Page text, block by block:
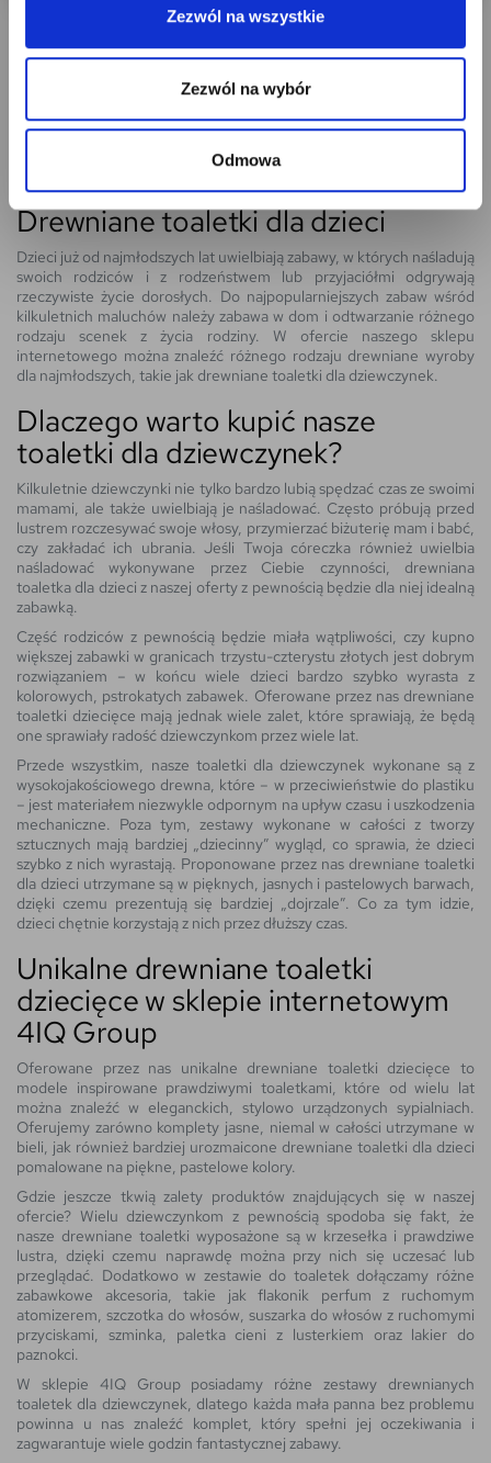
Zezwól na wszystkie
Zezwól na wybór
Odmowa
TOALETKI DREWNIANE
Drewniane toaletki dla dzieci
Dzieci już od najmłodszych lat uwielbiają zabawy, w których naśladują
swoich rodziców i z rodzeństwem lub przyjaciółmi odgrywają
rzeczywiste życie dorosłych. Do najpopularniejszych zabaw wśród
kilkuletnich maluchów należy zabawa w dom i odtwarzanie różnego
rodzaju scenek z życia rodziny. W ofercie naszego sklepu
internetowego można znaleźć różnego rodzaju drewniane wyroby
dla najmłodszych, takie jak drewniane toaletki dla dziewczynek.
Dlaczego warto kupić nasze
toaletki dla dziewczynek?
Kilkuletnie dziewczynki nie tylko bardzo lubią spędzać czas ze swoimi
mamami, ale także uwielbiają je naśladować. Często próbują przed
lustrem rozczesywać swoje włosy, przymierzać biżuterię mam i babć,
czy zakładać ich ubrania. Jeśli Twoja córeczka również uwielbia
naśladować wykonywane przez Ciebie czynności, drewniana
toaletka dla dzieci z naszej oferty z pewnością będzie dla niej idealną
zabawką.
Część rodziców z pewnością będzie miała wątpliwości, czy kupno
większej zabawki w granicach trzystu-czterystu złotych jest dobrym
rozwiązaniem – w końcu wiele dzieci bardzo szybko wyrasta z
kolorowych, pstrokatych zabawek. Oferowane przez nas drewniane
toaletki dziecięce mają jednak wiele zalet, które sprawiają, że będą
one sprawiały radość dziewczynkom przez wiele lat.
Przede wszystkim, nasze toaletki dla dziewczynek wykonane są z
wysokojakościowego drewna, które – w przeciwieństwie do plastiku
– jest materiałem niezwykle odpornym na upływ czasu i uszkodzenia
mechaniczne. Poza tym, zestawy wykonane w całości z tworzy
sztucznych mają bardziej „dziecinny” wygląd, co sprawia, że dzieci
szybko z nich wyrastają. Proponowane przez nas drewniane toaletki
dla dzieci utrzymane są w pięknych, jasnych i pastelowych barwach,
dzięki czemu prezentują się bardziej „dojrzale”. Co za tym idzie,
dzieci chętnie korzystają z nich przez dłuższy czas.
Unikalne drewniane toaletki
dziecięce w sklepie internetowym
4IQ Group
Oferowane przez nas unikalne drewniane toaletki dziecięce to
modele inspirowane prawdziwymi toaletkami, które od wielu lat
można znaleźć w eleganckich, stylowo urządzonych sypialniach.
Oferujemy zarówno komplety jasne, niemal w całości utrzymane w
bieli, jak również bardziej urozmaicone drewniane toaletki dla dzieci
pomalowane na piękne, pastelowe kolory.
Gdzie jeszcze tkwią zalety produktów znajdujących się w naszej
ofercie? Wielu dziewczynkom z pewnością spodoba się fakt, że
nasze drewniane toaletki wyposażone są w krzesełka i prawdziwe
lustra, dzięki czemu naprawdę można przy nich się uczesać lub
przeglądać. Dodatkowo w zestawie do toaletek dołączamy różne
zabawkowe akcesoria, takie jak flakonik perfum z ruchomym
atomizerem, szczotka do włosów, suszarka do włosów z ruchomymi
przyciskami, szminka, paletka cieni z lusterkiem oraz lakier do
paznokci.
W sklepie 4IQ Group posiadamy różne zestawy drewnianych
toaletek dla dziewczynek, dlatego każda mała panna bez problemu
powinna u nas znaleźć komplet, który spełni jej oczekiwania i
zagwarantuje wiele godzin fantastycznej zabawy.